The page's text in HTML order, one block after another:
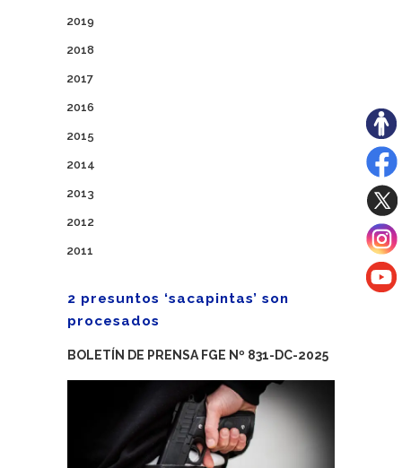
2019
2018
2017
2016
2015
2014
2013
2012
2011
2 presuntos ‘sacapintas’ son
procesados
BOLETÍN DE PRENSA FGE Nº 831-DC-2025